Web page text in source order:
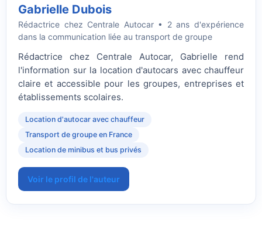
Gabrielle Dubois
Rédactrice chez Centrale Autocar • 2 ans d'expérience
dans la communication liée au transport de groupe
Rédactrice chez Centrale Autocar, Gabrielle rend
l'information sur la location d'autocars avec chauffeur
claire et accessible pour les groupes, entreprises et
établissements scolaires.
Location d'autocar avec chauffeur
Transport de groupe en France
Location de minibus et bus privés
Voir le profil de l'auteur